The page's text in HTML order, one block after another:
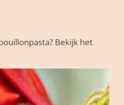
Bekijk het